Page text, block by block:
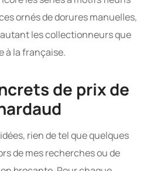
ornés de dorures manuelles,
les collectionneurs que
à la française.
de prix de
rien de tel que quelques
de mes recherches ou de